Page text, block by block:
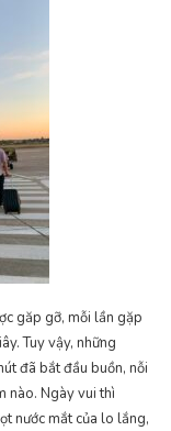
găp gỡ, mỗi lần gặp
Tuy vậy, những
đã bắt đầu buồn, nỗi
nào. Ngày vui thì
nước mắt của lo lắng,